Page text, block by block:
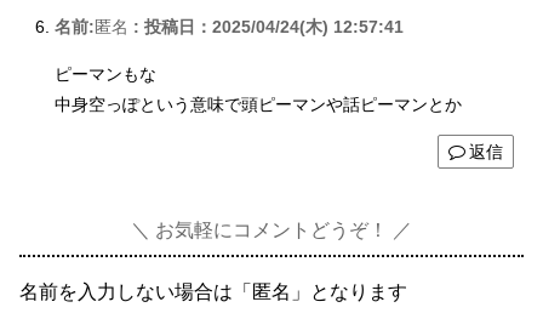
名前:匿名 : 投稿日：2025/04/24(木) 12:57:41
ピーマンもな
中身空っぽという意味で頭ピーマンや話ピーマンとか
返信
お気軽にコメントどうぞ！
名前を入力しない場合は「匿名」となります